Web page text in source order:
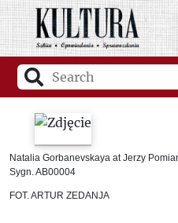
Natalia Gorbanevskaya at Jerzy
Sygn. AB00004
FOT. ARTUR ZEDANJA